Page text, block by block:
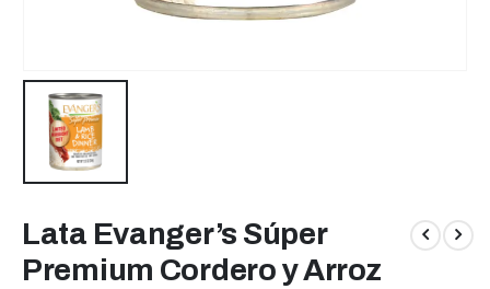
Lata Evanger’s Súper
Premium Cordero y Arroz